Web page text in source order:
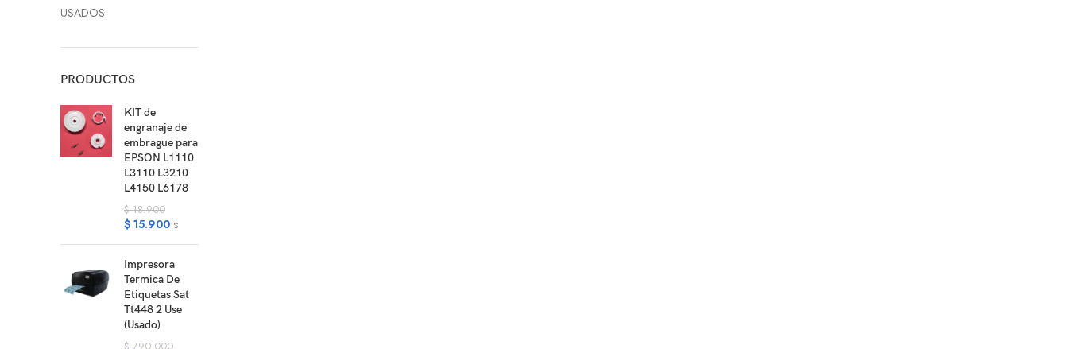
USADOS
PRODUCTOS
KIT de
engranaje de
embrague para
EPSON L1110
L3110 L3210
L4150 L6178
$18.900
$ 15.900 $
Impresora
Termica De
Etiquetas Sat
Tt448 2 Use
(Usado)